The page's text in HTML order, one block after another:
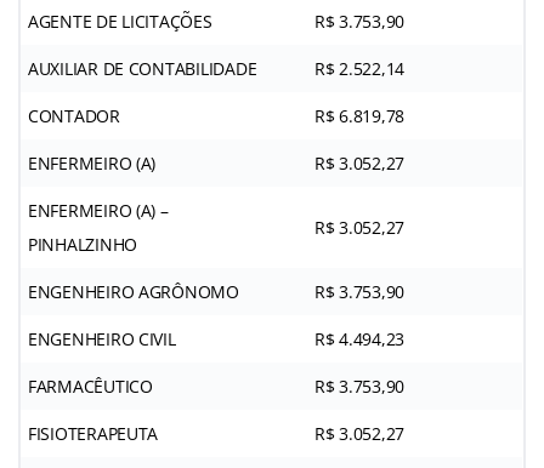
AGENTE DE LICITAÇÕES R$ 3.753,90
AUXILIAR DE CONTABILIDADE R$ 2.522,14
CONTADOR R$ 6.819,78
ENFERMEIRO (A) R$ 3.052,27
ENFERMEIRO (A) –
PINHALZINHO
R$ 3.052,27
ENGENHEIRO AGRÔNOMO R$ 3.753,90
ENGENHEIRO CIVIL R$ 4.494,23
FARMACÊUTICO R$ 3.753,90
FISIOTERAPEUTA R$ 3.052,27